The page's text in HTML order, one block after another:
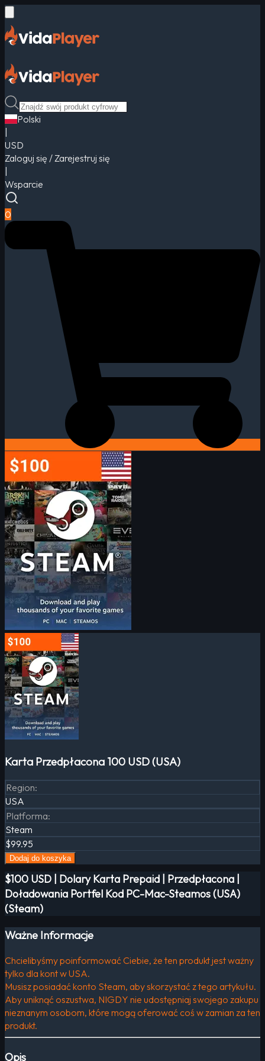
Polski
USD
Zaloguj się / Zarejestruj się
Wsparcie
0
Karta Przedpłacona 100 USD (USA)
Region:
USA
Platforma:
Steam
$99.95
Dodaj do koszyka
$100 USD | Dolary Karta Prepaid | Przedpłacona |
Doładowania Portfel Kod PC-Mac-Steamos (USA)
(Steam)
Ważne Informacje
Chcielibyśmy poinformować Ciebie, że ten produkt jest ważny
tylko dla kont w USA.
Musisz posiadać konto Steam, aby skorzystać z tego artykułu.
Aby uniknąć oszustwa, NIGDY nie udostępniaj swojego zakupu
nieznanym osobom, które mogą oferować coś w zamian za ten
produkt.
Opis